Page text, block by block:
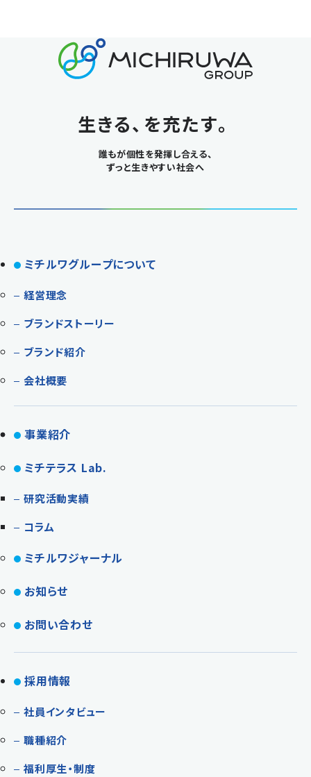
生きる、を充たす。
誰もが個性を発揮し合える、
ずっと生きやすい社会へ
ミチルワグループについて
経営理念
ブランドストーリー
ブランド紹介
会社概要
事業紹介
ミチテラス Lab.
研究活動実績
コラム
ミチルワジャーナル
お知らせ
お問い合わせ
採用情報
社員インタビュー
職種紹介
福利厚生・制度